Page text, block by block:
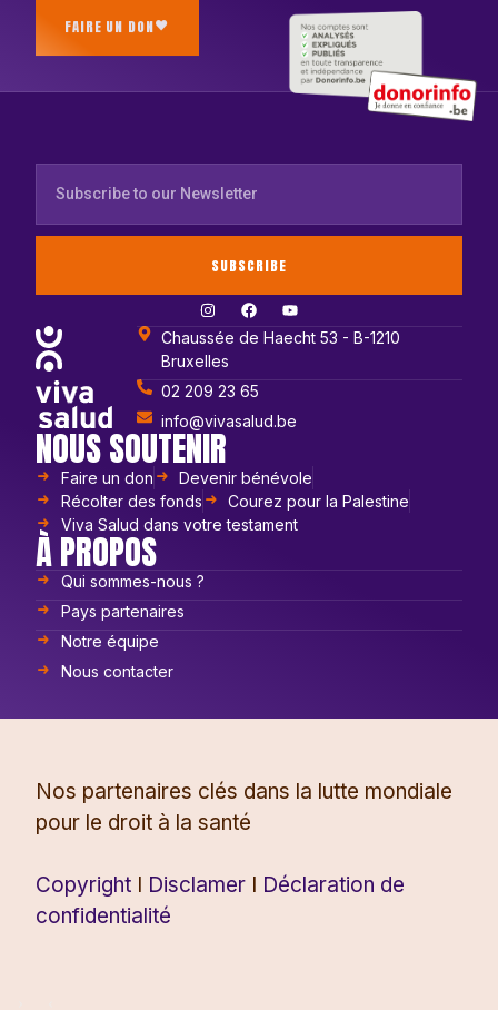
FAIRE UN DON
SUBSCRIBE
Chaussée de Haecht 53 - B-1210
Bruxelles
02 209 23 65
info@vivasalud.be
NOUS SOUTENIR
Faire un don
Devenir bénévole
Récolter des fonds
Courez pour la Palestine
Viva Salud dans votre testament
À PROPOS
Qui sommes-nous ?
Pays partenaires
Notre équipe
Nous contacter
Nos partenaires clés dans la lutte mondiale
pour le droit à la santé
Copyright I Disclamer I Déclaration de
confidentialité